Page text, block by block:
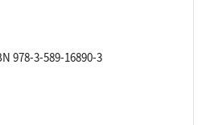
978-3-589-16890-3